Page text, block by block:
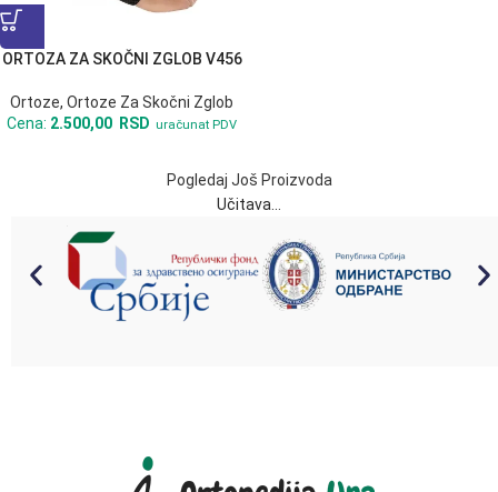
ORTOZA ZA SKOČNI ZGLOB V456
Ortoze, Ortoze Za Skočni Zglob
Cena: 2.500,00 RSD uračunat PDV
Pogledaj Još Proizvoda
Učitava...